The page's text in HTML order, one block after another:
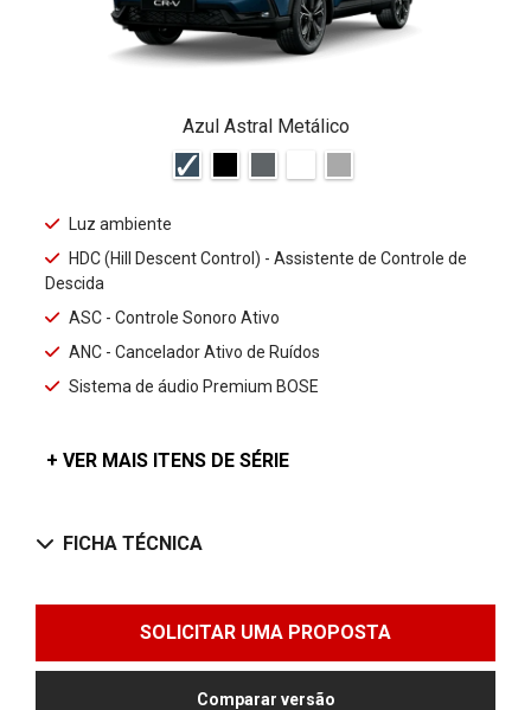
Azul Astral Metálico
Luz ambiente
HDC (Hill Descent Control) - Assistente de Controle de
Descida
ASC - Controle Sonoro Ativo
ANC - Cancelador Ativo de Ruídos
Sistema de áudio Premium BOSE
+ VER MAIS ITENS DE SÉRIE
FICHA TÉCNICA
SOLICITAR UMA PROPOSTA
Comparar versão